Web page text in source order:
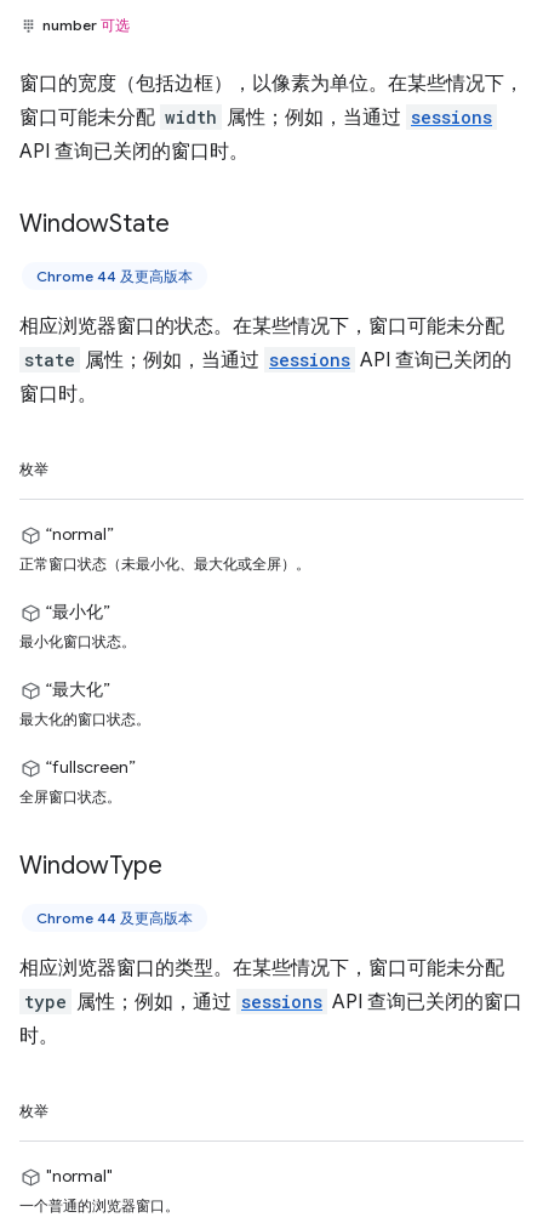
number 可选
窗口的宽度（包括边框），以像素为单位。在某些情况下，
窗口可能未分配 width 属性；例如，当通过 sessions
API 查询已关闭的窗口时。
WindowState
Chrome 44 及更高版本
相应浏览器窗口的状态。在某些情况下，窗口可能未分配
state 属性；例如，当通过 sessions API 查询已关闭的
窗口时。
枚举
“normal”
正常窗口状态（未最小化、最大化或全屏）。
“最小化”
最小化窗口状态。
“最大化”
最大化的窗口状态。
“fullscreen”
全屏窗口状态。
WindowType
Chrome 44 及更高版本
相应浏览器窗口的类型。在某些情况下，窗口可能未分配
type 属性；例如，通过 sessions API 查询已关闭的窗口
时。
枚举
"normal"
一个普通的浏览器窗口。